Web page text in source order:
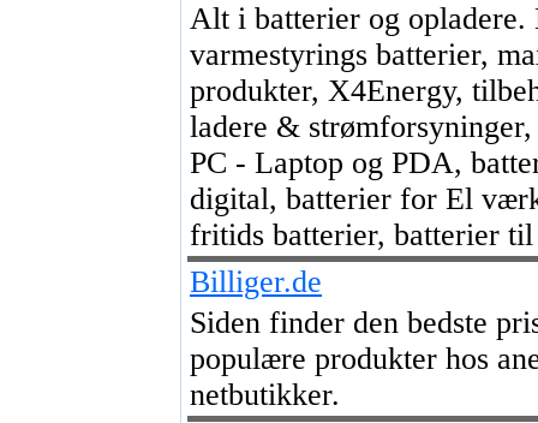
Alt i batterier og
varmestyrings batterier,
produkter, X4Energy,
ladere &
PC - Laptop og PDA,
digital, batterier for El
fritids batterier, batterier
Billiger.de
Siden finder den bedste
populære produkter hos
netbutikker.